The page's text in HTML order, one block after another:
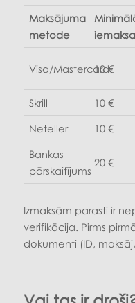
Maksājuma
metode
iemaksa
Visa/Mastercard
10 €
Skrill 10 €
Neteller 10 €
Bankas
pārskaitījums
20 €
Izmaksām parasti ir
verifikācija. Pirms
dokumenti (ID,